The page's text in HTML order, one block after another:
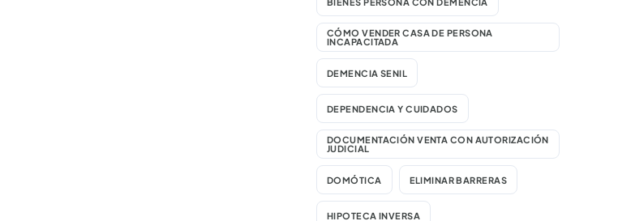
CÓMO VENDER CASA DE PERSONA
INCAPACITADA
DEMENCIA SENIL
DEPENDENCIA Y CUIDADOS
DOCUMENTACIÓN VENTA CON AUTORIZACIÓN
JUDICIAL
DOMÓTICA ELIMINAR BARRERAS
HIPOTECA INVERSA